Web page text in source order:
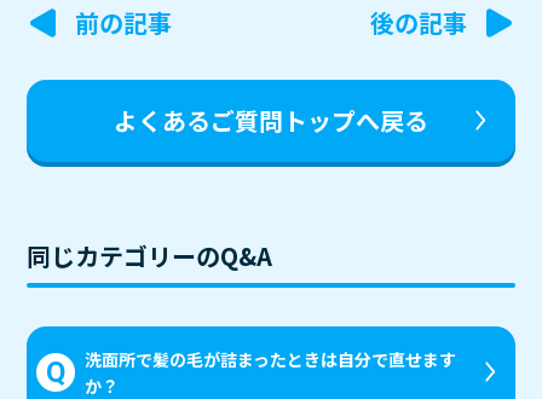
投
ナ
ビ
ー
シ
ョ
ン
前の記事 後の記事
よくあるご質問トップへ戻る
同じカテゴリーのQ&A
洗面所で髪の毛が詰まったときは自分で直せます
か？